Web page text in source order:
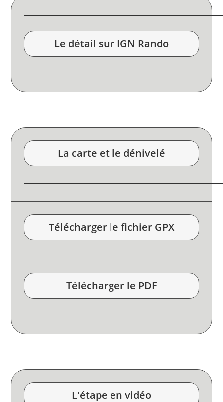
Le détail sur IGN Rando
La carte et le dénivelé
Télécharger le fichier GPX
Télécharger le PDF
L'étape en vidéo